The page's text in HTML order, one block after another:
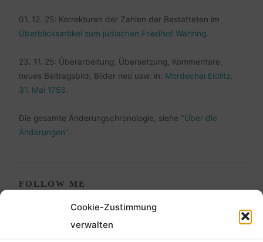
Cookie-Zustimmung
verwalten
01. 12. 25: Korrekturen der Zahlen der Bestatteten im
Überblicksartikel zum jüdischen Friedhof Währing
23. 11. 25: Überarbeitung, Übersetzung, Kommentare,
neues Beitragsbild, Bilder neu usw. in: Mordechai Eidlitz,
31. Mai 1753
Die gesamte Änderungschronologie, siehe "Über die
Änderungen".
FOLLOW ME